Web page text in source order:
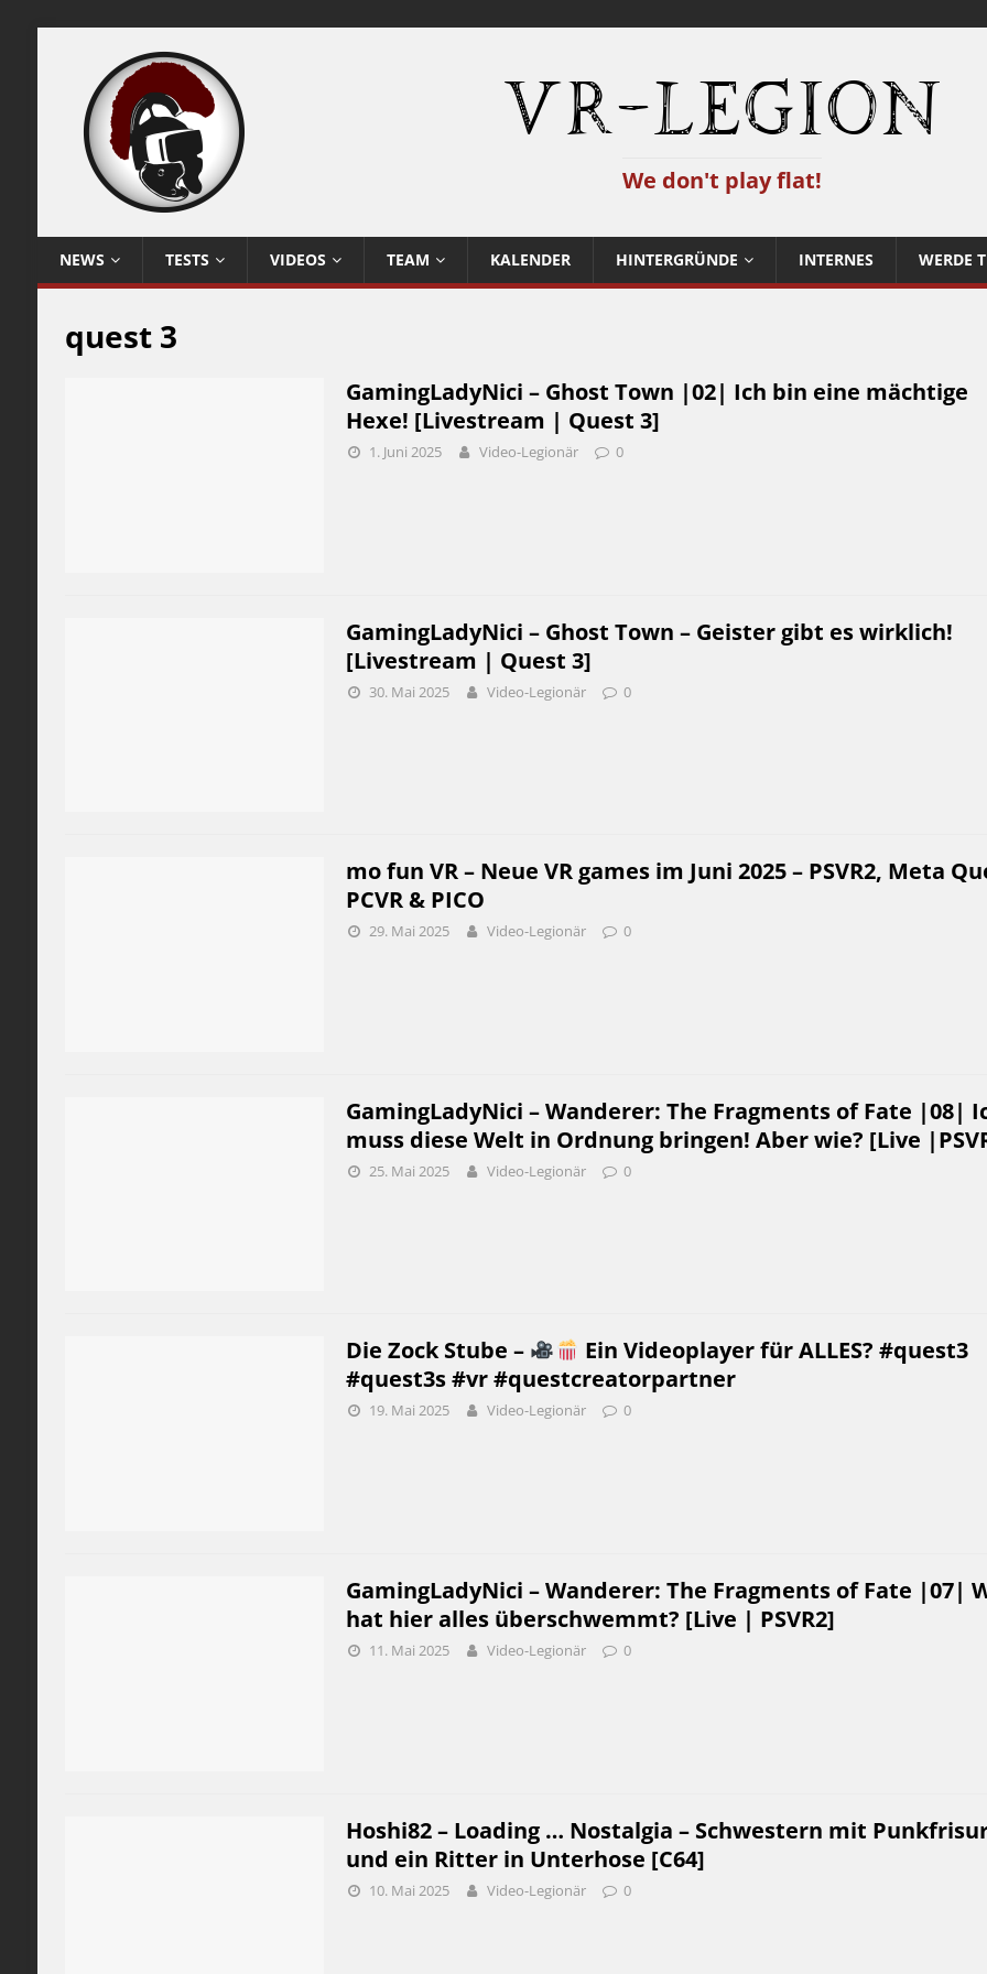
VR-Legion
We don't play flat!
NEWS TESTS VIDEOS TEAM KALENDER HINTERGRÜNDE INTERNES WERDE
quest 3
GamingLadyNici – Ghost Town |02| Ich bin eine mächtige
Hexe! [Livestream | Quest 3]
1. Juni 2025 Video-Legionär 0
GamingLadyNici – Ghost Town – Geister gibt es wirklich!
[Livestream | Quest 3]
30. Mai 2025 Video-Legionär 0
mo fun VR – Neue VR games im Juni 2025 – PSVR2, Meta
PCVR & PICO
29. Mai 2025 Video-Legionär 0
GamingLadyNici – Wanderer: The Fragments of Fate |08|
muss diese Welt in Ordnung bringen! Aber wie? [Live
25. Mai 2025 Video-Legionär 0
Die Zock Stube –
Ein Videoplayer für ALLES? #quest3
#quest3s #vr #questcreatorpartner
19. Mai 2025 Video-Legionär 0
GamingLadyNici – Wanderer: The Fragments of Fate |07|
hat hier alles überschwemmt? [Live | PSVR2]
11. Mai 2025 Video-Legionär 0
Hoshi82 – Loading … Nostalgia – Schwestern mit
und ein Ritter in Unterhose [C64]
10. Mai 2025 Video-Legionär 0